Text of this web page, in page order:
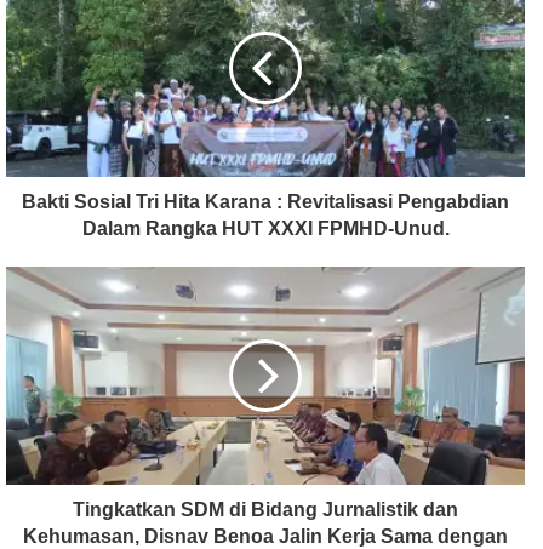
Bakti Sosial Tri Hita Karana : Revitalisasi Pengabdian
Dalam Rangka HUT XXXI FPMHD-Unud.
Tingkatkan SDM di Bidang Jurnalistik dan
Kehumasan, Disnav Benoa Jalin Kerja Sama dengan